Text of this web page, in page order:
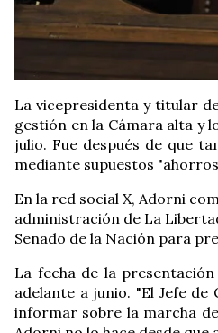
La vicepresidenta y titular
gestión en la Cámara alta y
julio. Fue después de que
mediante supuestos
En la red social X, Adorni
administración de La
Senado de la Nación para
La fecha de la
adelante a junio. "El Jefe
informar sobre la marcha